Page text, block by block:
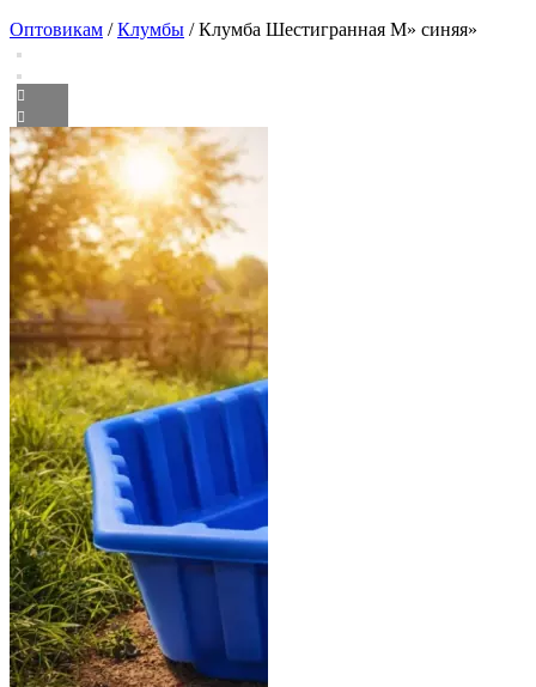
Оптовикам /Клумбы / Клумба Шестигранная М» синяя»